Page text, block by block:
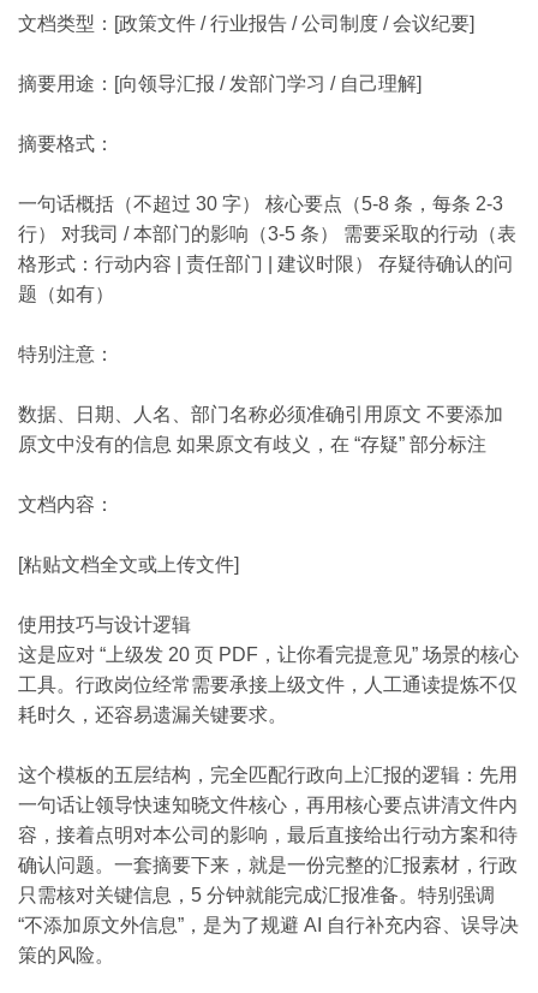
文档类型：[政策文件 / 行业报告 / 公司制度 / 会议纪要]
摘要用途：[向领导汇报 / 发部门学习 / 自己理解]
摘要格式：
一句话概括（不超过 30 字） 核心要点（5-8 条，每条 2-3
行） 对我司 / 本部门的影响（3-5 条） 需要采取的行动（表
格形式：行动内容 | 责任部门 | 建议时限） 存疑待确认的问
题（如有）
特别注意：
数据、日期、人名、部门名称必须准确引用原文 不要添加
原文中没有的信息 如果原文有歧义，在 “存疑” 部分标注
文档内容：
[粘贴文档全文或上传文件]
使用技巧与设计逻辑
这是应对 “上级发 20 页 PDF，让你看完提意见” 场景的核心
工具。行政岗位经常需要承接上级文件，人工通读提炼不仅
耗时久，还容易遗漏关键要求。
这个模板的五层结构，完全匹配行政向上汇报的逻辑：先用
一句话让领导快速知晓文件核心，再用核心要点讲清文件内
容，接着点明对本公司的影响，最后直接给出行动方案和待
确认问题。一套摘要下来，就是一份完整的汇报素材，行政
只需核对关键信息，5 分钟就能完成汇报准备。特别强调
“不添加原文外信息”，是为了规避 AI 自行补充内容、误导决
策的风险。